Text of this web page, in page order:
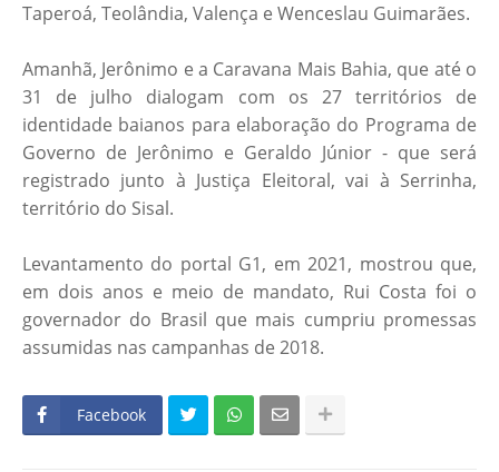
Taperoá, Teolândia, Valença e Wenceslau Guimarães.
Amanhã, Jerônimo e a Caravana Mais Bahia, que até o
31 de julho dialogam com os 27 territórios de
identidade baianos para elaboração do Programa de
Governo de Jerônimo e Geraldo Júnior - que será
registrado junto à Justiça Eleitoral, vai à Serrinha,
território do Sisal.
Levantamento do portal G1, em 2021, mostrou que,
em dois anos e meio de mandato, Rui Costa foi o
governador do Brasil que mais cumpriu promessas
assumidas nas campanhas de 2018.
Facebook